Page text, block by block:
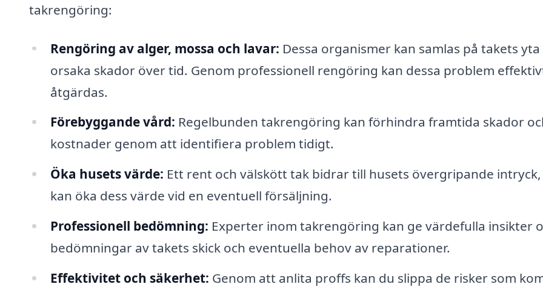
takrengöring:
Rengöring av alger, mossa och lavar: Dessa organismer kan samlas på takets yta
orsaka skador över tid. Genom professionell rengöring kan dessa problem
åtgärdas.
Förebyggande vård: Regelbunden takrengöring kan förhindra framtida skador
kostnader genom att identifiera problem tidigt.
Öka husets värde: Ett rent och välskött tak bidrar till husets övergripande
kan öka dess värde vid en eventuell försäljning.
Professionell bedömning: Experter inom takrengöring kan ge värdefulla insikter
bedömningar av takets skick och eventuella behov av reparationer.
Effektivitet och säkerhet: Genom att anlita proffs kan du slippa de risker som